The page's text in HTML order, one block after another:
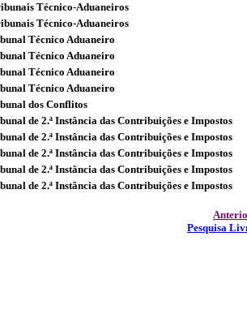
Técnico-Aduaneiros
Técnico-Aduaneiros
Técnico Aduaneiro
Técnico Aduaneiro
Técnico Aduaneiro
Técnico Aduaneiro
dos Conflitos
de 2.ª Instância das Contribuições e Impostos
de 2.ª Instância das Contribuições e Impostos
de 2.ª Instância das Contribuições e Impostos
de 2.ª Instância das Contribuições e Impostos
de 2.ª Instância das Contribuições e Impostos
Pesquisa